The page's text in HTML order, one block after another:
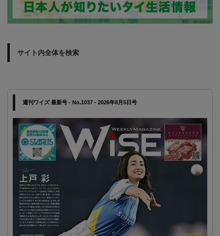
サイト内全体を検索
週刊ワイズ 最新号 - No.1037 - 2026年8月5日号